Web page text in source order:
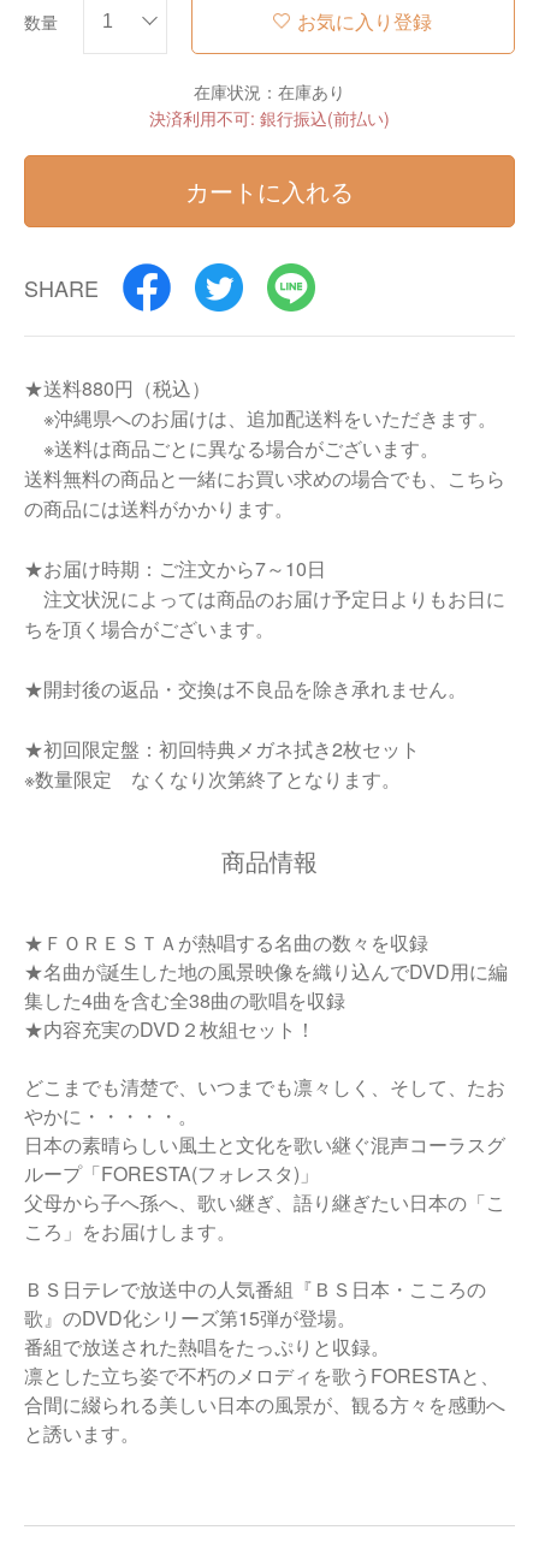
数量 お気に入り登録
在庫状況：在庫あり
決済利用不可: 銀行振込(前払い)
カートに入れる
SHARE
★送料880円（税込）
※沖縄県へのお届けは、追加配送料をいただきます。
※送料は商品ごとに異なる場合がございます。
送料無料の商品と一緒にお買い求めの場合でも、こちら
の商品には送料がかかります。
★お届け時期：ご注文から7～10日
注文状況によっては商品のお届け予定日よりもお日に
ちを頂く場合がございます。
★開封後の返品・交換は不良品を除き承れません。
★初回限定盤：初回特典メガネ拭き2枚セット
※数量限定 なくなり次第終了となります。
商品情報
★ＦＯＲＥＳＴＡが熱唱する名曲の数々を収録
★名曲が誕生した地の風景映像を織り込んでDVD用に編
集した4曲を含む全38曲の歌唱を収録
★内容充実のDVD２枚組セット！
どこまでも清楚で、いつまでも凛々しく、そして、たお
やかに・・・・・。
日本の素晴らしい風土と文化を歌い継ぐ混声コーラスグ
ループ「FORESTA(フォレスタ)」
父母から子へ孫へ、歌い継ぎ、語り継ぎたい日本の「こ
ころ」をお届けします。
ＢＳ日テレで放送中の人気番組『ＢＳ日本・こころの
歌』のDVD化シリーズ第15弾が登場。
番組で放送された熱唱をたっぷりと収録。
凛とした立ち姿で不朽のメロディを歌うFORESTAと、
合間に綴られる美しい日本の風景が、観る方々を感動へ
と誘います。